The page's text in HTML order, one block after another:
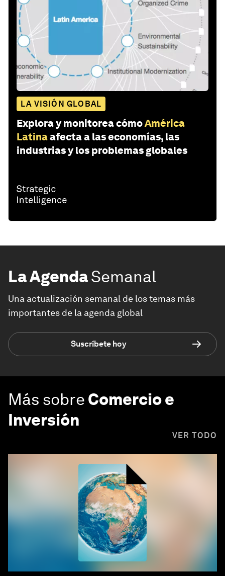
LA VISIÓN GLOBAL
Explora y monitorea cómoAmérica
Latinaafecta a las economías, las
industrias y los problemas globales
La AgendaSemanal
Una actualización semanal de los temas más
importantes de la agenda global
Suscríbete hoy
Más sobre Comercio e
Inversión
VER TODO